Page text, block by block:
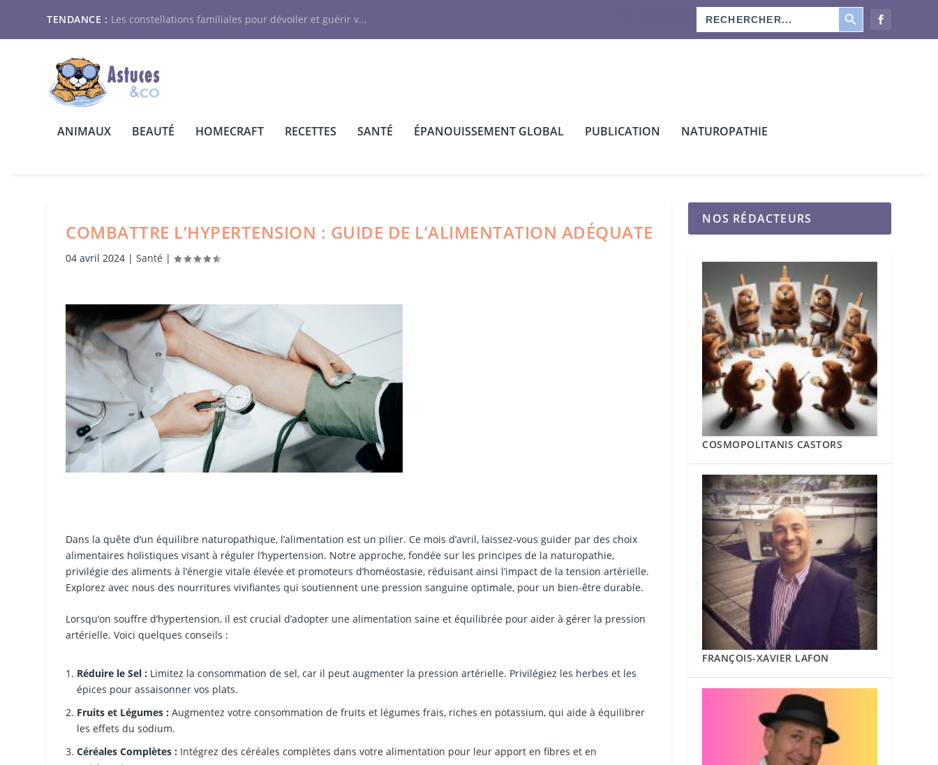
TENDANCE : Les constellations familiales pour dévoiler et guérir v...
Search
for:
SEARCH BUTTON
ANIMAUX BEAUTÉ HOMECRAFT RECETTES SANTÉ ÉPANOUISSEMENT GLOBAL PUBLICATION NATUROPATHIE
COMBATTRE L’HYPERTENSION : GUIDE DE L’ALIMENTATION ADÉQUATE
04 avril 2024 |Santé |
Dans la quête d’un équilibre naturopathique, l’alimentation est un pilier. Ce mois d’avril, laissez-vous guider par des choix
alimentaires holistiques visant à réguler l’hypertension. Notre approche, fondée sur les principes de la naturopathie,
privilégie des aliments à l’énergie vitale élevée et promoteurs d’homéostasie, réduisant ainsi l’impact de la tension artérielle.
Explorez avec nous des nourritures vivifiantes qui soutiennent une pression sanguine optimale, pour un bien-être durable.
Lorsqu’on souffre d’hypertension, il est crucial d’adopter une alimentation saine et équilibrée pour aider à gérer la pression
artérielle. Voici quelques conseils :
Réduire le Sel : Limitez la consommation de sel, car il peut augmenter la pression artérielle. Privilégiez les herbes et les
épices pour assaisonner vos plats.
Fruits et Légumes : Augmentez votre consommation de fruits et légumes frais, riches en potassium, qui aide à équilibrer
les effets du sodium.
Céréales Complètes : Intégrez des céréales complètes dans votre alimentation pour leur apport en fibres et en
NOS RÉDACTEURS
COSMOPOLITANIS CASTORS
FRANÇOIS-XAVIER LAFON